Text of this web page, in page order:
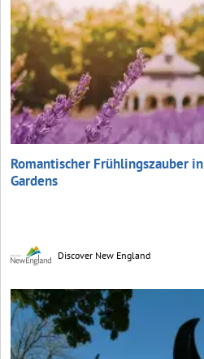
Romantischer Frühlingszauber
Gardens
Discover New England